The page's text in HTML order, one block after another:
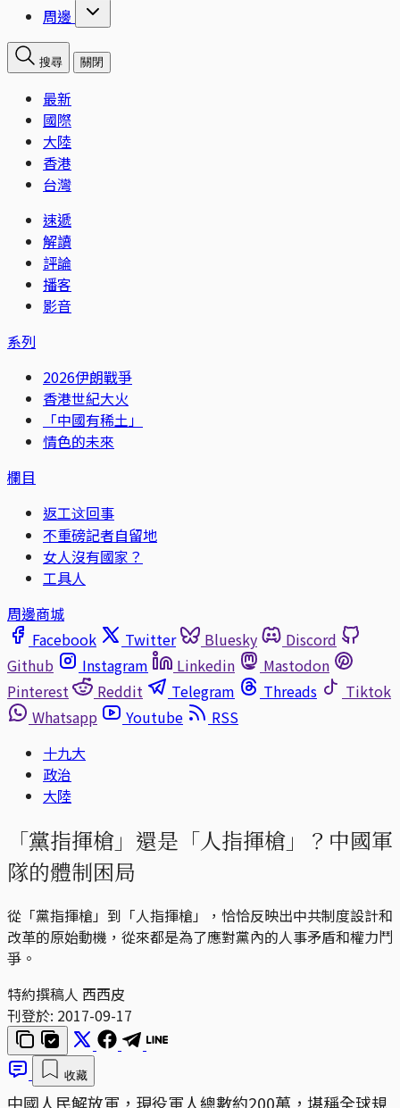
周邊
搜尋 關閉
最新
國際
大陸
香港
台灣
速遞
解讀
評論
播客
影音
系列
2026伊朗戰爭
香港世紀大火
「中國有稀土」
情色的未來
欄目
返工这回事
不重磅記者自留地
女人沒有國家？
工具人
周邊商城
Facebook
Twitter Bluesky
Discord
Github
Instagram Linkedin
Mastodon
Pinterest
Reddit Telegram Threads
Tiktok
Whatsapp
Youtube
RSS
十九大
政治
大陸
「黨指揮槍」還是「人指揮槍」？中國軍
隊的體制困局
從「黨指揮槍」到「人指揮槍」，恰恰反映出中共制度設計和
改革的原始動機，從來都是為了應對黨內的人事矛盾和權力鬥
爭。
特約撰稿人 西西皮
刊登於: 2017-09-17
收藏
中國人民解放軍，現役軍人總數約200萬，堪稱全球規